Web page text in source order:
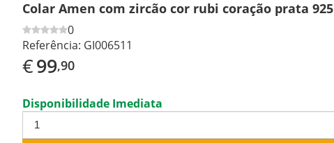
Colar Amen com zircão cor rubi coração prata 925
0
Referência: GI006511
€99,90
Disponibilidade Imediata